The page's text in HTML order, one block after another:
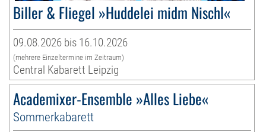
Biller & Fliegel »Huddelei midm Nischl«
09.08.2026 bis 16.10.2026
(mehrere Einzeltermine im Zeitraum)
Central Kabarett Leipzig
Academixer-Ensemble »Alles Liebe«
Sommerkabarett